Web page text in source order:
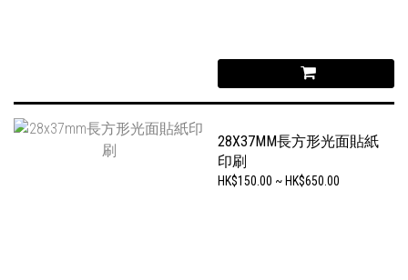
28X37MM長方形光面貼紙
印刷
HK$150.00 ~ HK$650.00